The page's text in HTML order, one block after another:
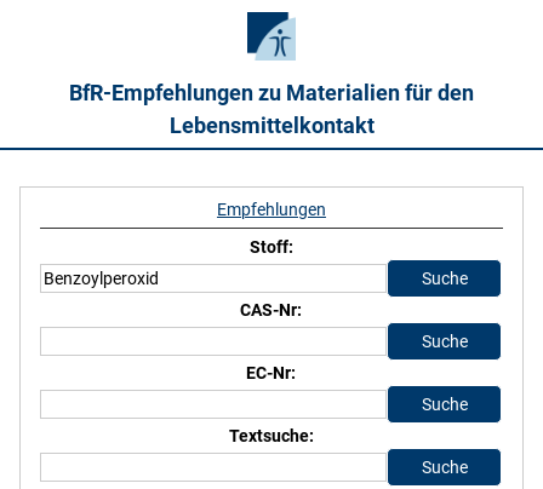
BfR-Empfehlungen zu Materialien für den
Lebensmittelkontakt
Empfehlungen
Stoff:
CAS-Nr:
EC-Nr:
Textsuche: